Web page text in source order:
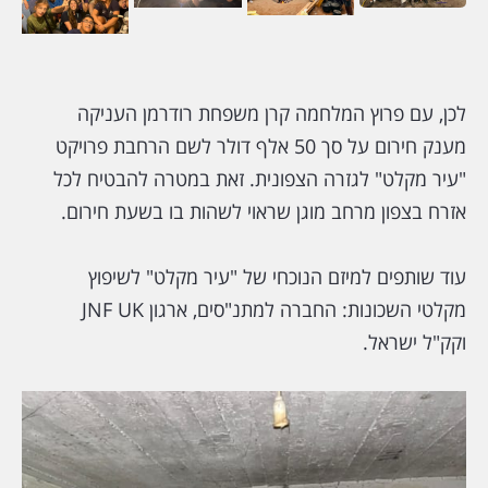
לכן, עם פרוץ המלחמה קרן משפחת רודרמן העניקה
מענק חירום על סך 50 אלף דולר לשם הרחבת פרויקט
"עיר מקלט" לגזרה הצפונית. זאת במטרה להבטיח לכל
אזרח בצפון מרחב מוגן שראוי לשהות בו בשעת חירום.
עוד שותפים למיזם הנוכחי של "עיר מקלט" לשיפוץ
מקלטי השכונות: החברה למתנ"סים, ארגון JNF UK
וקק"ל ישראל.